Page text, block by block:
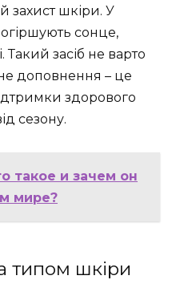
шкіри. У
сонце,
Такий засіб не варто
доповнення – це
здорового
сезону.
такое и зачем он
мире?
типом шкіри